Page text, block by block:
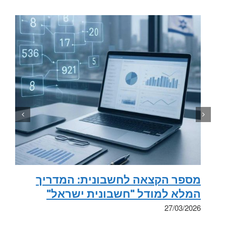
מספר הקצאה לחשבונית: המדריך
המלא למודל "חשבונית ישראל"
27/03/2026